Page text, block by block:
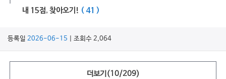
내 15점, 찾아오기! ( 41 )
등록일 2026-06-15 | 조회수 2,064
더보기(10/209)